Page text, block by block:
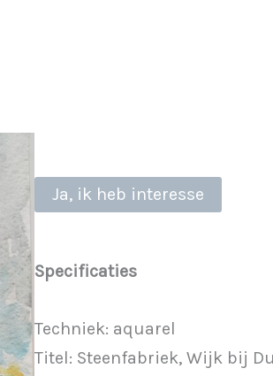
Ja, ik heb interesse
Specificaties
Techniek: aquarel
Titel: Steenfabriek, Wijk bij